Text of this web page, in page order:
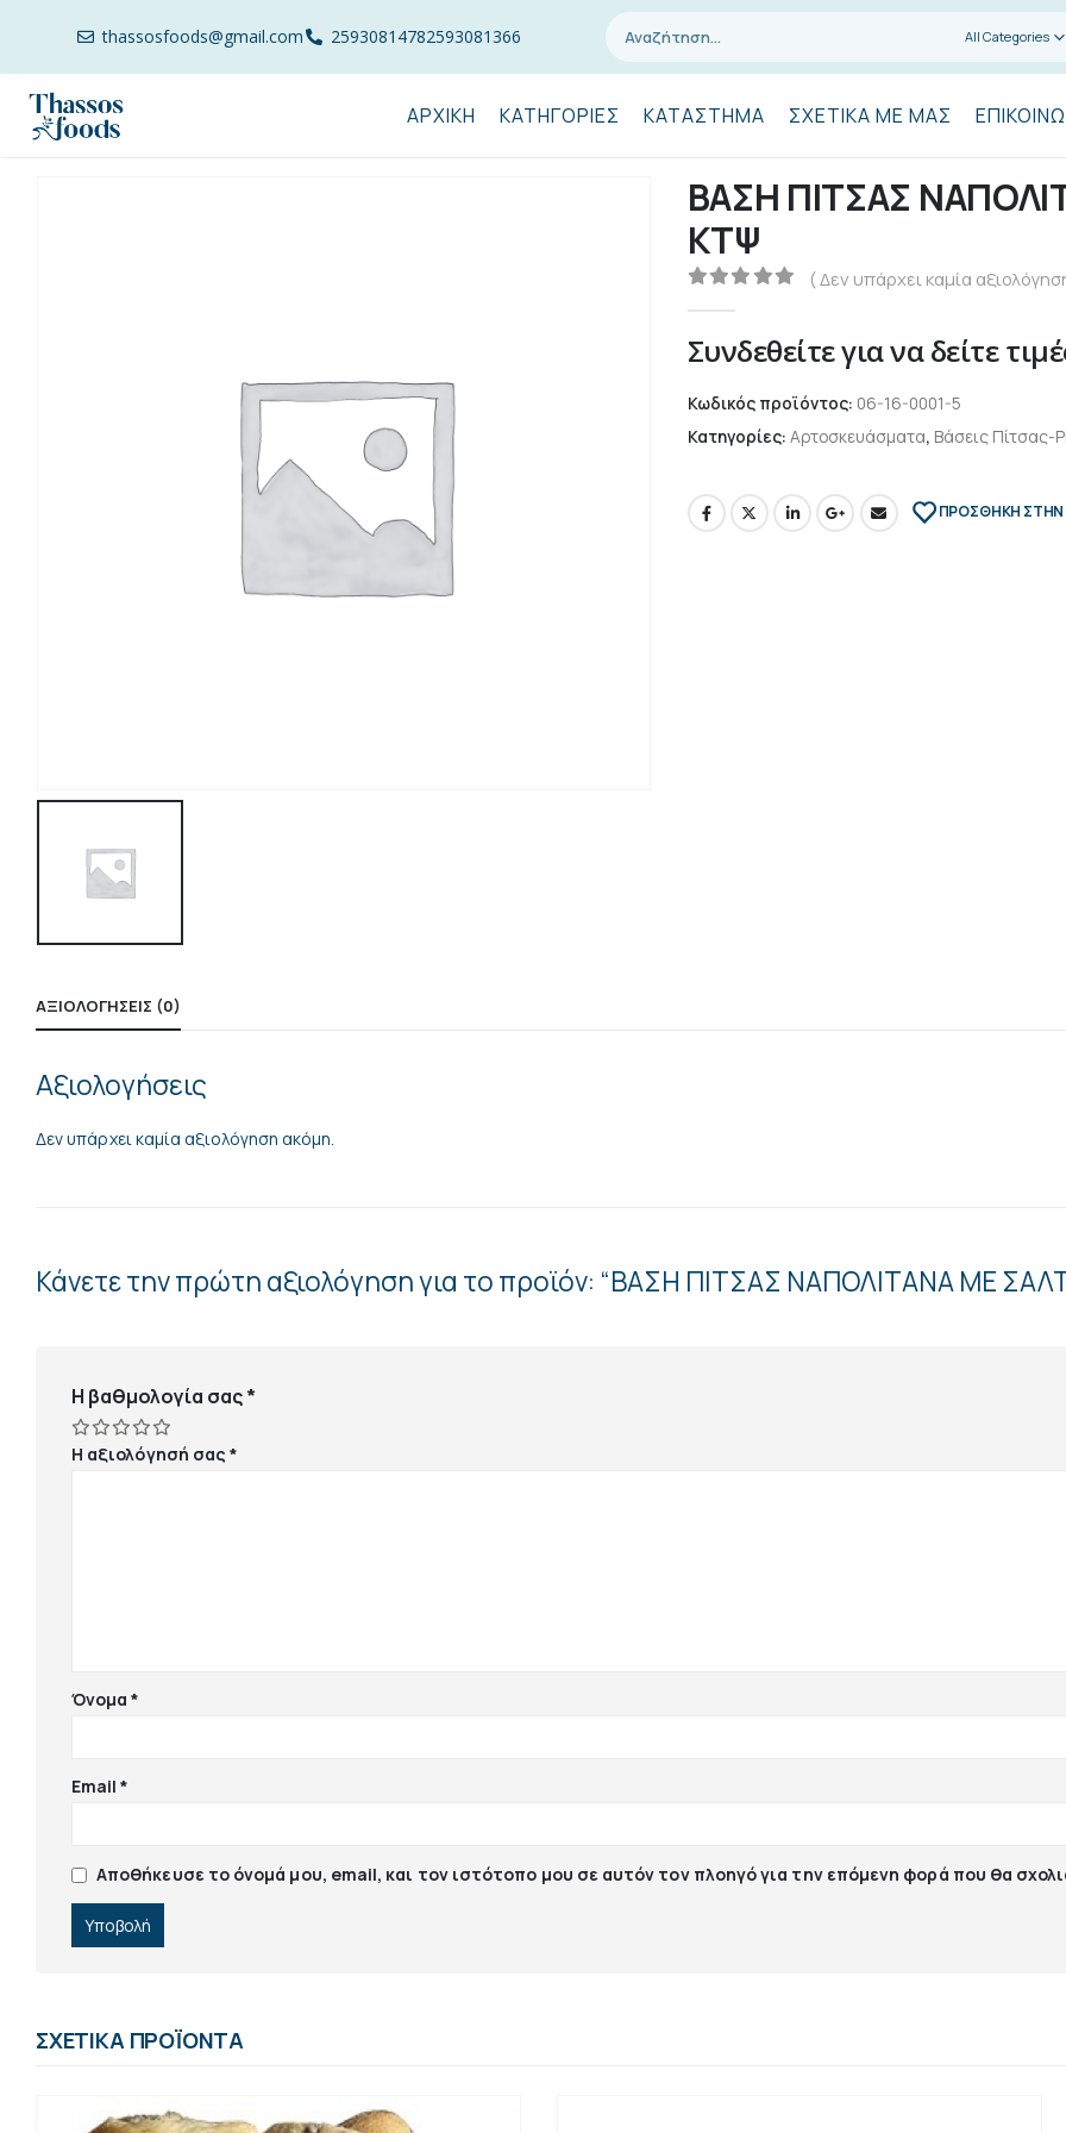
thassosfoods@gmail.com 25930814782593081366 All Categories
ΑΡΧΙΚΉ ΚΑΤΗΓΟΡΊΕΣ ΚΑΤΆΣΤΗΜΑ ΣΧΕΤΙΚΆ ΜΕ ΜΑΣ
ΒΑΣΗ ΠΙΤΣΑΣ
ΚΤΨ
( Δεν υπάρχει καμία
Συνδεθείτε για να δείτε
Κωδικός προϊόντος: 06-16-0001-5
Κατηγορίες: Αρτοσκευάσματα, Βάσεις Πίτσας-
ΠΡΌΣΘΉΚΗ ΣΤΗΝ
ΑΞΙΟΛΟΓΉΣΕΙΣ (0)
Αξιολογήσεις
Δεν υπάρχει καμία αξιολόγηση ακόμη.
Κάνετε την πρώτη αξιολόγηση για το προϊόν: “ΒΑΣΗ ΠΙΤΣΑΣ ΝΑΠΟΛΙΤΑΝΑ ΜΕ
Η βαθμολογία σας*
Η αξιολόγησή σας*
Όνομα*
Email*
Αποθήκευσε το όνομά μου, email, και τον ιστότοπο μου σε αυτόν τον πλοηγό για την επόμενη φορά που θα
ΣΧΕΤΙΚΆ ΠΡΟΪΌΝΤΑ